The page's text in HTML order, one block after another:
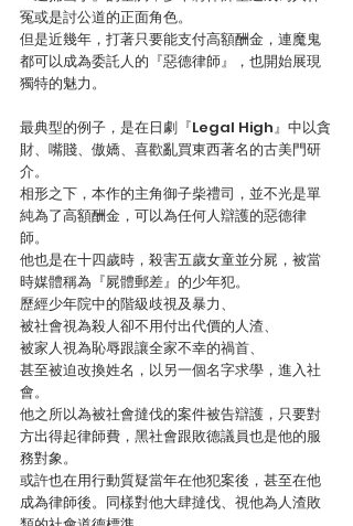
冤或是討公道的正面角色。
但是近幾年，打著只要能支付高額酬金，連魔鬼
都可以成為委託人的『惡德律師』，也開始展現
獨特的魅力。
最典型的例子，是在日劇『Legal High』中以貪
財、嘴賤、傲嬌、喜歡亂買東西著名的古美門研
介。
相形之下，本作的主角御子柴禮司，並不光是單
純為了高額酬金，可以為任何人辯護的惡德律
師。
他也是在十四歲時，殺害五歲女童並分屍，被當
時媒體稱為『屍體郵差』的少年犯。
歷經少年院中的階級歧視及暴力、
被社會視為殺人卻不用付出代價的人渣、
被家人視為恥辱跟讓全家不幸的禍首、
甚至被迫改換姓名，以另一個名字求學，進入社
會。
他之所以為被社會撻伐的案件被告辯護，只要對
方出得起律師費，黑社會跟敗德議員也是他的服
務對象。
或許也在用行動質疑當年在他犯案後，甚至在他
成為律師後。同樣對他大肆撻伐、視他為人渣敗